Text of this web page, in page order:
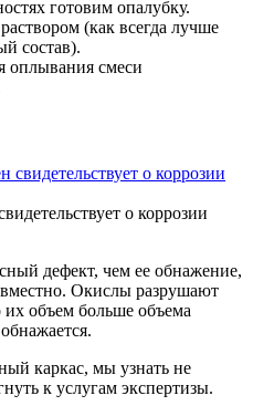
готовим опалубку.
(как всегда лучше
состав).
оплывания смеси
о коррозии
дефект, чем ее обнажение,
Окислы разрушают
объем больше объема
каркас, мы узнать не
к услугам экспертизы.